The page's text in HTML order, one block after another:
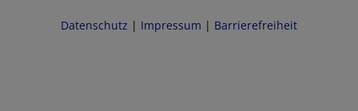
Datenschutz | Impressum | Barrierefreiheit